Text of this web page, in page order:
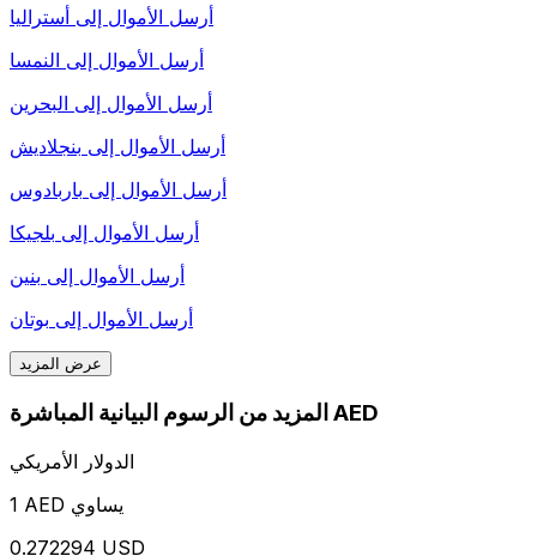
أرسل الأموال إلى أستراليا
أرسل الأموال إلى النمسا
أرسل الأموال إلى البحرين
أرسل الأموال إلى بنجلاديش
أرسل الأموال إلى باربادوس
أرسل الأموال إلى بلجيكا
أرسل الأموال إلى بنين
أرسل الأموال إلى بوتان
عرض المزيد
المزيد من الرسوم البيانية المباشرة AED
الدولار الأمريكي
1 AED يساوي
0.272294 USD